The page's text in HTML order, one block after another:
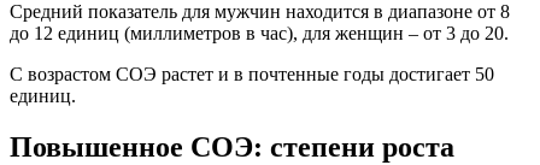
Средний показатель для мужчин находится в диапазоне от 8
до 12 единиц (миллиметров в час), для женщин – от 3 до 20.
С возрастом СОЭ растет и в почтенные годы достигает 50
единиц.
Повышенное СОЭ: степени роста